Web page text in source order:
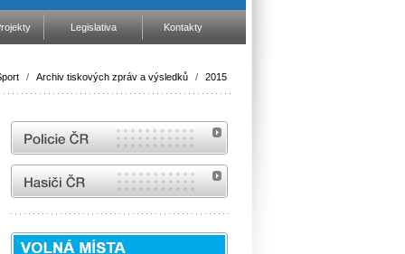
Legislativa Kontakty
/ Archiv tiskových zpráv a výsledků / 2015
internetové stránky Policie ČR
internetové stránky Hasiči ČR